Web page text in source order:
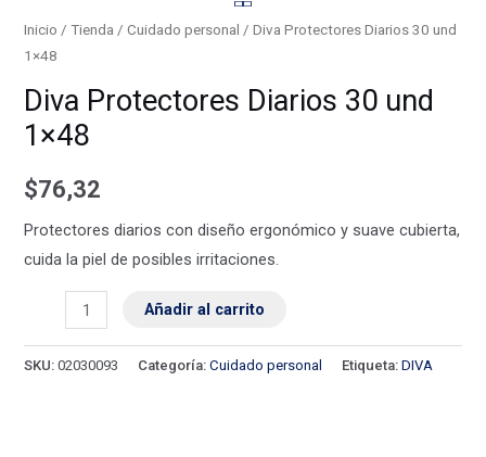
Inicio /Tienda /Cuidado personal / Diva Protectores Diarios 30 und
1×48
Diva Protectores Diarios 30 und
1×48
$76,32
Protectores diarios con diseño ergonómico y suave cubierta,
cuida la piel de posibles irritaciones.
Protectores
Diarios
30
1x48
cantidad
Añadir al carrito
SKU:02030093 Categoría:Cuidado personal Etiqueta:DIVA